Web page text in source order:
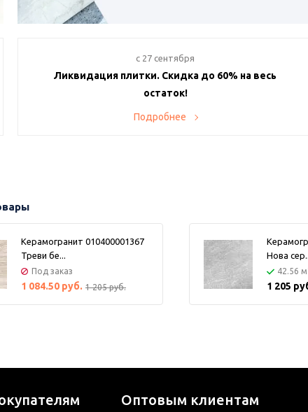
c 27 сентября
Ликвидация плитки. Скидка до 60% на весь
остаток!
Хотите создать уникальный интерьер по супервыгодной
Подробнее
Керамогранит 010400001367
Треви бе...
Под заказ
1 084.50 руб. 1 205 руб.
Нова
42.56
1 205
Оптовым клиентам